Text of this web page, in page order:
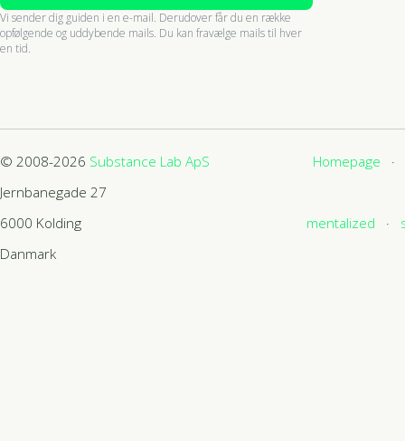
Vi sender dig guiden i en e-mail. Derudover får du en række
opfølgende og uddybende mails. Du kan fravælge mails til hver
en tid.
Homepage
mentalized
© 2008-2026 Substance Lab ApS
Jernbanegade 27
6000 Kolding
Danmark